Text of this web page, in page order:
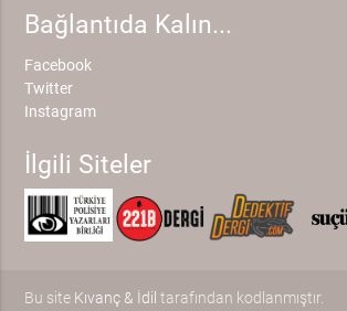
Bağlantıda Kalın...
Facebook
Twitter
Instagram
İlgili Siteler
Bu site Kıvanç & İdil tarafından kodlanmıştır.